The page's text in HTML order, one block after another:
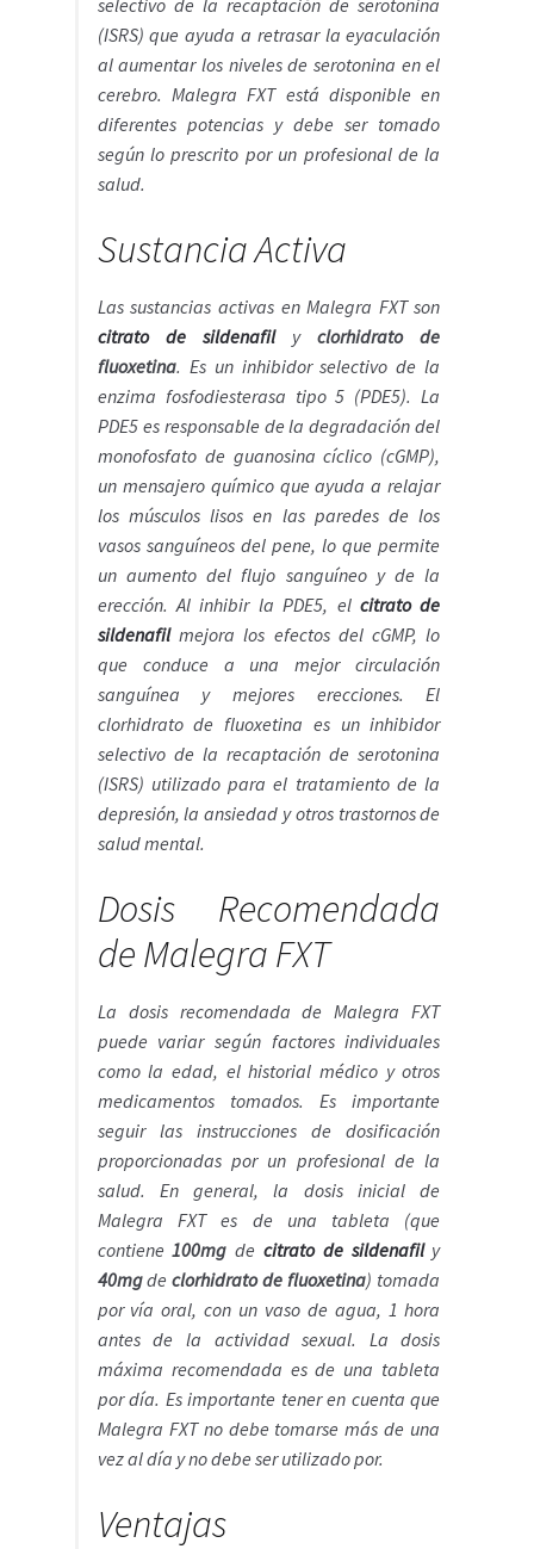
selectivo de la recaptación de serotonina
(ISRS) que ayuda a retrasar la eyaculación
al aumentar los niveles de serotonina en el
cerebro. Malegra FXT está disponible en
diferentes potencias y debe ser tomado
según lo prescrito por un profesional de la
salud.
Sustancia Activa
Las sustancias activas en Malegra FXT son
citrato de sildenafil
yclorhidrato
de
fluoxetina. Es un inhibidor selectivo de la
enzima fosfodiesterasa tipo 5 (PDE5). La
PDE5 es responsable de la degradación del
monofosfato de guanosina cíclico (cGMP),
un mensajero químico que ayuda a relajar
los músculos lisos en las paredes de los
vasos sanguíneos del pene, lo que permite
un aumento del flujo sanguíneo y de la
erección. Al inhibir la PDE5, el citrato de
sildenafilmejora los efectos del cGMP, lo
que conduce a una mejor circulación
sanguínea y mejores erecciones. El
clorhidrato de fluoxetina es un inhibidor
selectivo de la recaptación de serotonina
(ISRS) utilizado para el tratamiento de la
depresión, la ansiedad y otros trastornos de
salud mental.
Dosis Recomendada
de Malegra FXT
La dosis recomendada de Malegra FXT
puede variar según factores individuales
como la edad, el historial médico y otros
medicamentos tomados. Es importante
seguir las instrucciones de dosificación
proporcionadas por un profesional de la
salud. En general, la dosis inicial de
Malegra FXT es de una tableta (que
contiene100mg decitrato de sildenafil y
40mgde clorhidrato de fluoxetina) tomada
por vía oral, con un vaso de agua, 1 hora
antes de la actividad sexual. La dosis
máxima recomendada es de una tableta
por día. Es importante tener en cuenta que
Malegra FXT no debe tomarse más de una
vez al día y no debe ser utilizado por.
Ventajas